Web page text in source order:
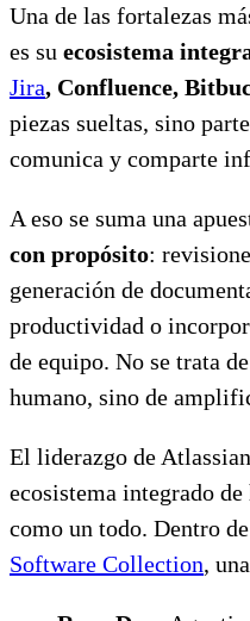
Una de las fortalezas
es su ecosistema
Jira, Confluence,
piezas sueltas, sino
comunica y comparte
A eso se suma una
con propósito:
generación de
productividad o
de equipo. No se trata
humano, sino de
El liderazgo de
ecosistema integrado
como un todo. Dentro
Software Collection,